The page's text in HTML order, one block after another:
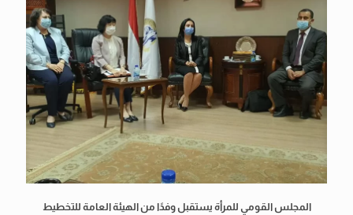
المجلس القومي للمرأة يستقبل وفدًا من الهيئة العامة للتخطيط